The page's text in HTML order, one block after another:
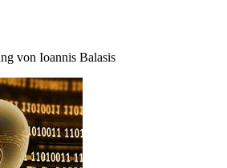
von Ioannis Balasis